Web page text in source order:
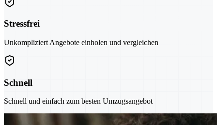
Stressfrei
Unkompliziert Angebote einholen und vergleichen
Schnell
Schnell und einfach zum besten Umzugsangebot